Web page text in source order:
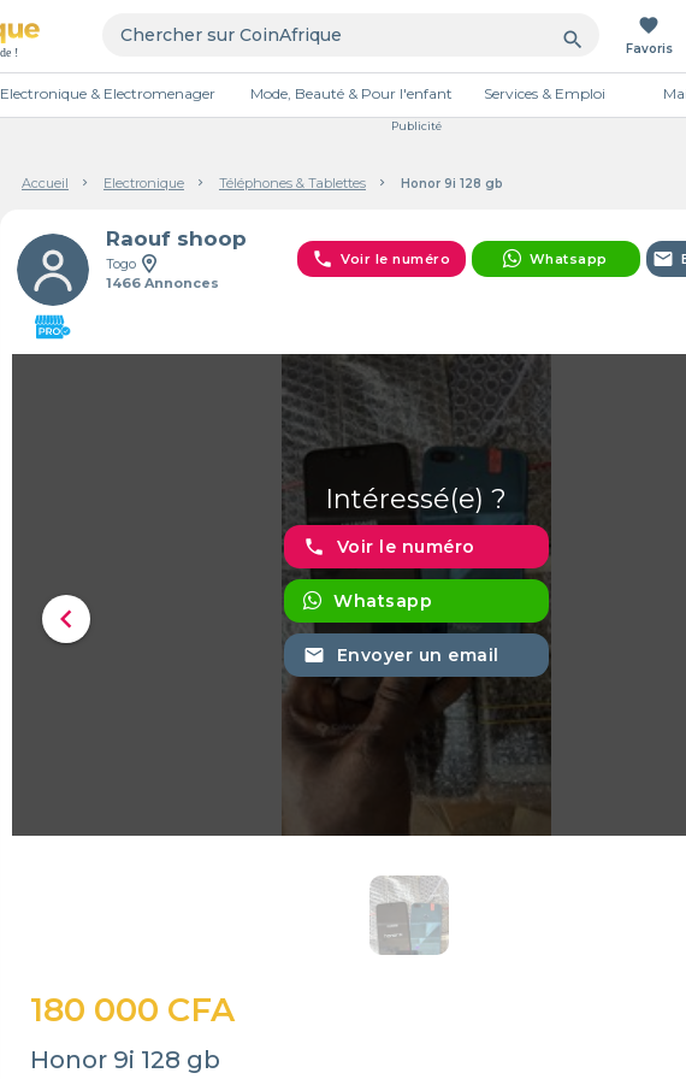
search
favorite
Favoris
Electronique & Electromenager Mode, Beauté & Pour l'enfant Services & Emploi
Publicité
Accueil Electronique Téléphones & Tablettes Honor 9i 128 gb
Raouf shoop
Togo
1466 Annonces
phone Voir le numéro Whatsapp email
chevron_left
Intéressé(e) ?
phone Voir le numéro
Whatsapp
email Envoyer un email
180 000 CFA
Honor 9i 128 gb